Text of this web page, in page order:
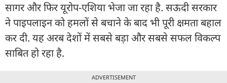
सागर और फिर यूरोप-एशिया भेजा जा रहा है. सऊदी सरकार
ने पाइपलाइन को हमलों से बचाने के बाद भी पूरी क्षमता बहाल
कर दी. यह अरब देशों में सबसे बड़ा और सबसे सफल विकल्प
साबित हो रहा है.
ADVERTISEMENT